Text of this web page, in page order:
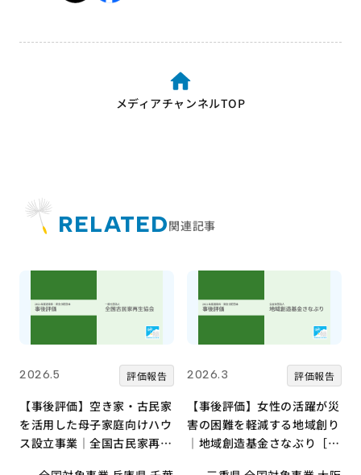
メディアチャンネルTOP
RELATED関連記事
2026.5 評価報告
【事後評価】空き家・古民家
を活用した母子家庭向けハウ
ス設立事業｜全国古民家再生
2026.3 評価報告
【事後評価】女性の活躍が災
害の困難を軽減する地域創り
｜地域創造基金さなぶり［21